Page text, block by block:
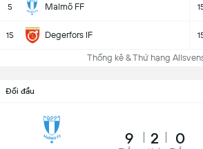
5 Malmö FF
15 Degerfors IF
Thống kê & Thứ hạng
Đối đầu
9 2 0